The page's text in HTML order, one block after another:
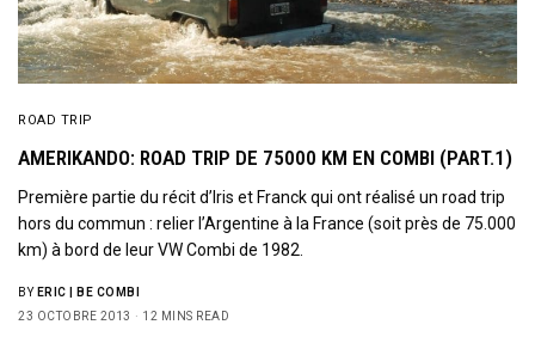
ROAD TRIP
AMERIKANDO: ROAD TRIP DE 75000 KM EN COMBI (PART.1)
Première partie du récit d’Iris et Franck qui ont réalisé un road trip
hors du commun : relier l’Argentine à la France (soit près de 75.000
km) à bord de leur VW Combi de 1982.
BY ERIC | BE COMBI
23 OCTOBRE 2013
12 MINS READ